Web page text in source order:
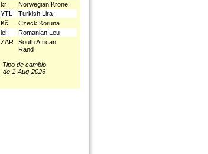
kr
Norwegian Krone
YTL
Turkish Lira
Kč
Czeck Koruna
lei
Romanian Leu
ZAR
South African
Rand
Tipo de cambio
de 1-Aug-2026